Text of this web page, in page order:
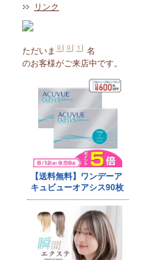
リンク
ただいま
名
のお客様がご来店中です。